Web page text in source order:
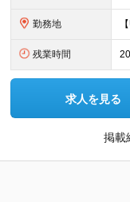
勤務地
残業時間
求人を見る
掲載